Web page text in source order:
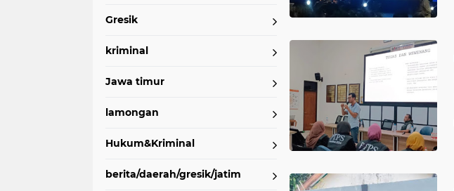
Gresik
kriminal
Jawa timur
lamongan
Hukum&Kriminal
berita/daerah/gresik/jatim